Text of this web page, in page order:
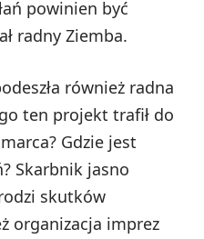
powinien być
radny Ziemba.
również radna
ten projekt trafił do
Gdzie jest
Skarbnik jasno
skutków
organizacja imprez